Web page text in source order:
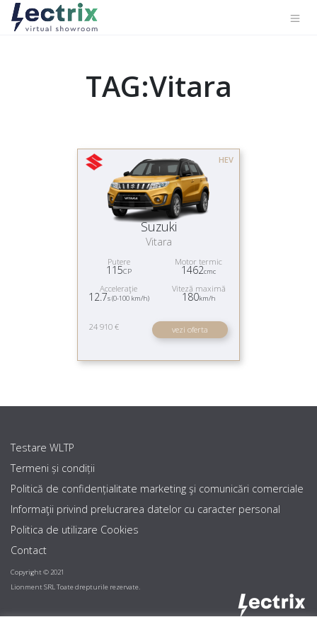
TAG:Vitara
HEV
Suzuki
Vitara
Putere
115CP
Motor termic
1462cmc
Acceleraţie
12.7s (0-100 km/h)
Viteză maximă
180km/h
24 910 € vezi oferta
Testare WLTP
Termeni și condiții
Politică de confidențialitate marketing şi comunicări comerciale
Informaţii privind prelucrarea datelor cu caracter personal
Politica de utilizare Cookies
Contact
Copyright © 2021
Lionment SRL Toate drepturile rezervate.